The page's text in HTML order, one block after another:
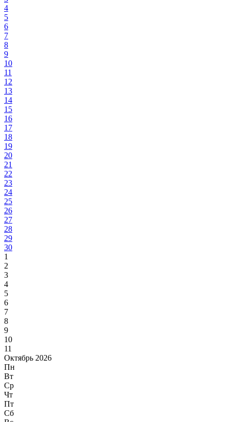
4
5
6
7
8
9
10
11
12
13
14
15
16
17
18
19
20
21
22
23
24
25
26
27
28
29
30
1
2
3
4
5
6
7
8
9
10
11
Октябрь 2026
Пн
Вт
Ср
Чт
Пт
Сб